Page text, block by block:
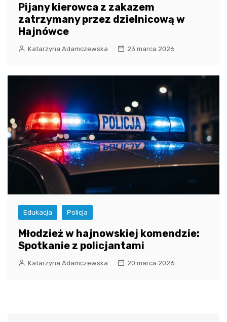
Pijany kierowca z zakazem
zatrzymany przez dzielnicową w
Hajnówce
Katarzyna Adamczewska 23 marca 2026
Edukacja Policja
Młodzież w hajnowskiej komendzie:
Spotkanie z policjantami
Katarzyna Adamczewska 20 marca 2026